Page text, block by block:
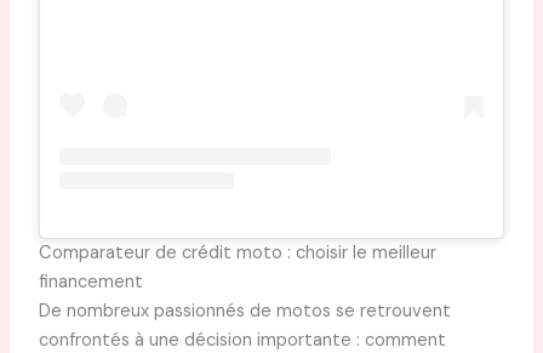
Comparateur de crédit moto : choisir le meilleur
financement
De nombreux passionnés de motos se retrouvent
confrontés à une décision importante : comment